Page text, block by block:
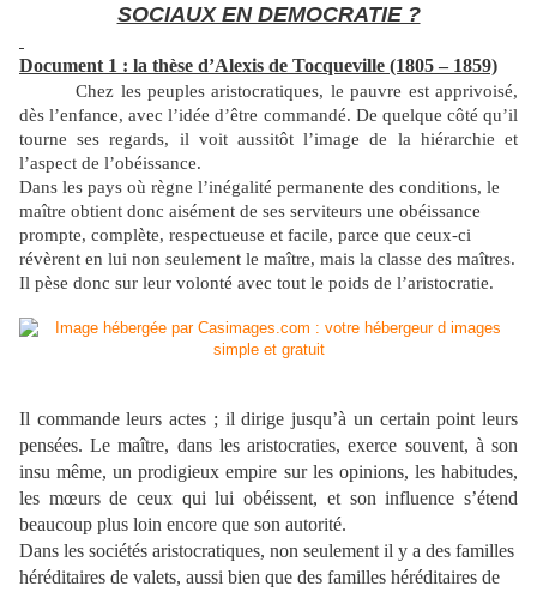
SOCIAUX EN DEMOCRATIE ?
Document 1 : la thèse d’Alexis de Tocqueville (1805 – 1859)
Chez les peuples aristocratiques, le pauvre est apprivoisé,
dès l’enfance, avec l’idée d’être commandé. De quelque côté qu’il
tourne ses regards, il voit aussitôt l’image de la hiérarchie et
l’aspect de l’obéissance.
Dans les pays où règne l’inégalité permanente des conditions, le
maître obtient donc aisément de ses serviteurs une obéissance
prompte, complète, respectueuse et facile, parce que ceux-ci
révèrent en lui non seulement le maître, mais la classe des maîtres.
Il pèse donc sur leur volonté avec tout le poids de l’aristocratie.
Il commande leurs actes ; il dirige jusqu’à un certain point leurs
pensées. Le maître, dans les aristocraties, exerce souvent, à son
insu même, un prodigieux empire sur les opinions, les habitudes,
les mœurs de ceux qui lui obéissent, et son influence s’étend
beaucoup plus loin encore que son autorité.
Dans les sociétés aristocratiques, non seulement il y a des familles
héréditaires de valets, aussi bien que des familles héréditaires de